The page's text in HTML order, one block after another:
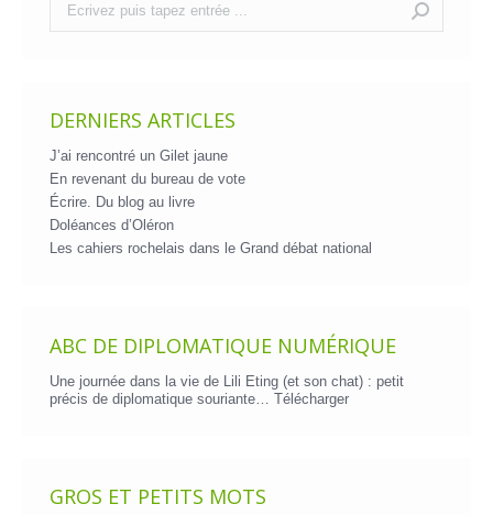
DERNIERS ARTICLES
J’ai rencontré un Gilet jaune
En revenant du bureau de vote
Écrire. Du blog au livre
Doléances d’Oléron
Les cahiers rochelais dans le Grand débat national
ABC DE DIPLOMATIQUE NUMÉRIQUE
Une journée dans la vie de Lili Eting (et son chat) : petit
précis de diplomatique souriante… Télécharger
GROS ET PETITS MOTS